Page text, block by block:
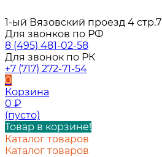
1-ый Вязовский проезд 4 стр.7
Для звонков по РФ
8 (495) 481-02-58
Для звонок по РК
+7 (717) 272-71-54
0
Корзина
0 ₽
(пусто)
Товар в корзине!
Каталог товаров
Каталог товаров